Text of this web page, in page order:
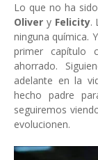
Lo que no ha
Oliver y Felicity.
ninguna química.
primer capítulo
ahorrado.
adelante en la
hecho padre
seguiremos
evolucionen.